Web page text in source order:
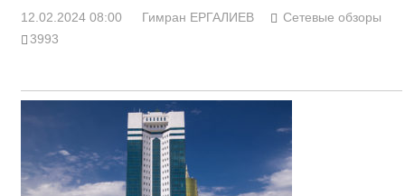
12.02.2024 08:00 Гимран ЕРГАЛИЕВ
Сетевые обзоры
3993